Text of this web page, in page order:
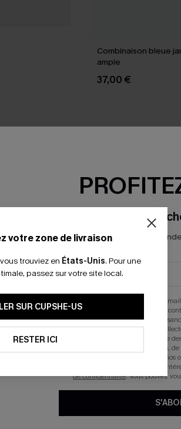
Combinaison bleue
ample
37,00 €
votre zone de livraison
trouviez en États-Unis. Pour une
passez sur votre site local.
SUR CUPSHE-US
RESTER ICI
-15% dès 2
*Un code par
En soumettant votre adresse e-
mails marketing (y compris du
reconnaissez avoir pris
pouvons utiliser les données
technologies de suivi, telles que
savoir si ceux-ci ont été ouverts,
personnaliser nos contenus et
produits susceptibles de vous
de confidentialité. Vous pouvez